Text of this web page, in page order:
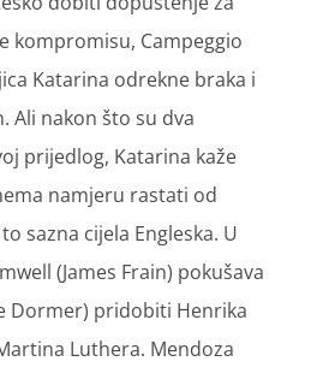
kompromisu, Campeggio
Katarina odrekne braka i
Ali nakon što su dva
prijedlog, Katarina kaže
namjeru rastati od
sazna cijela Engleska. U
(James Frain) pokušava
Dormer) pridobiti Henrika
Luthera. Mendoza